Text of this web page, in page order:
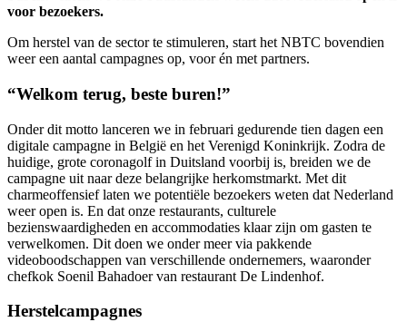
voor bezoekers.
Om herstel van de sector te stimuleren, start het NBTC bovendien
weer een aantal campagnes op, voor én met partners.
“Welkom terug, beste buren!”
Onder dit motto lanceren we in februari gedurende tien dagen een
digitale campagne in België en het Verenigd Koninkrijk. Zodra de
huidige, grote coronagolf in Duitsland voorbij is, breiden we de
campagne uit naar deze belangrijke herkomstmarkt. Met dit
charmeoffensief laten we potentiële bezoekers weten dat Nederland
weer open is. En dat onze restaurants, culturele
bezienswaardigheden en accommodaties klaar zijn om gasten te
verwelkomen. Dit doen we onder meer via pakkende
videoboodschappen van verschillende ondernemers, waaronder
chefkok Soenil Bahadoer van restaurant De Lindenhof.
Herstelcampagnes